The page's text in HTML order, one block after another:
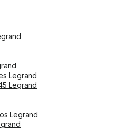
Legrand
Legrand
Legrand